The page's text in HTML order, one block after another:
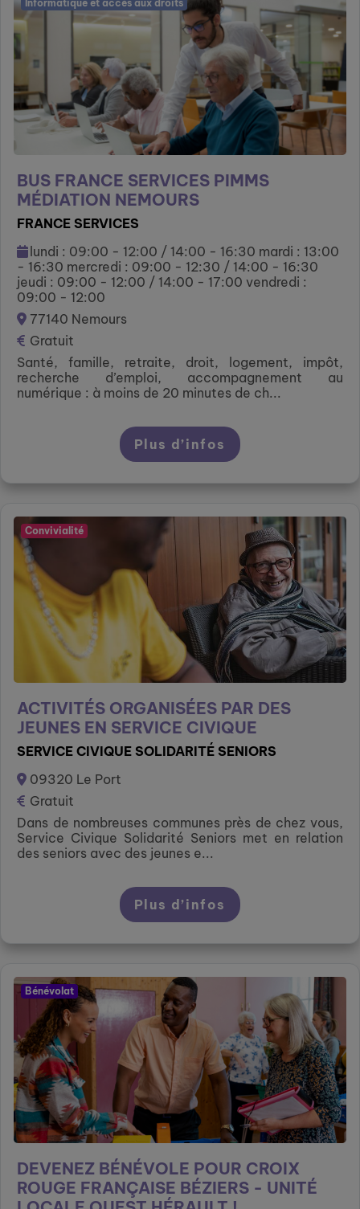
Informatique et accès aux droits
BUS FRANCE SERVICES PIMMS
MÉDIATION NEMOURS
FRANCE SERVICES
lundi : 09:00 - 12:00 / 14:00 - 16:30 mardi : 13:00
- 16:30 mercredi : 09:00 - 12:30 / 14:00 - 16:30
jeudi : 09:00 - 12:00 / 14:00 - 17:00 vendredi :
09:00 - 12:00
77140 Nemours
Gratuit
Santé, famille, retraite, droit, logement, impôt,
recherche d’emploi, accompagnement au
numérique : à moins de 20 minutes de ch...
Plus d’infos
Convivialité
ACTIVITÉS ORGANISÉES PAR DES
JEUNES EN SERVICE CIVIQUE
SERVICE CIVIQUE SOLIDARITÉ SENIORS
09320 Le Port
Gratuit
Dans de nombreuses communes près de chez vous,
Service Civique Solidarité Seniors met en relation
des seniors avec des jeunes e...
Plus d’infos
Bénévolat
DEVENEZ BÉNÉVOLE POUR CROIX
ROUGE FRANÇAISE BÉZIERS - UNITÉ